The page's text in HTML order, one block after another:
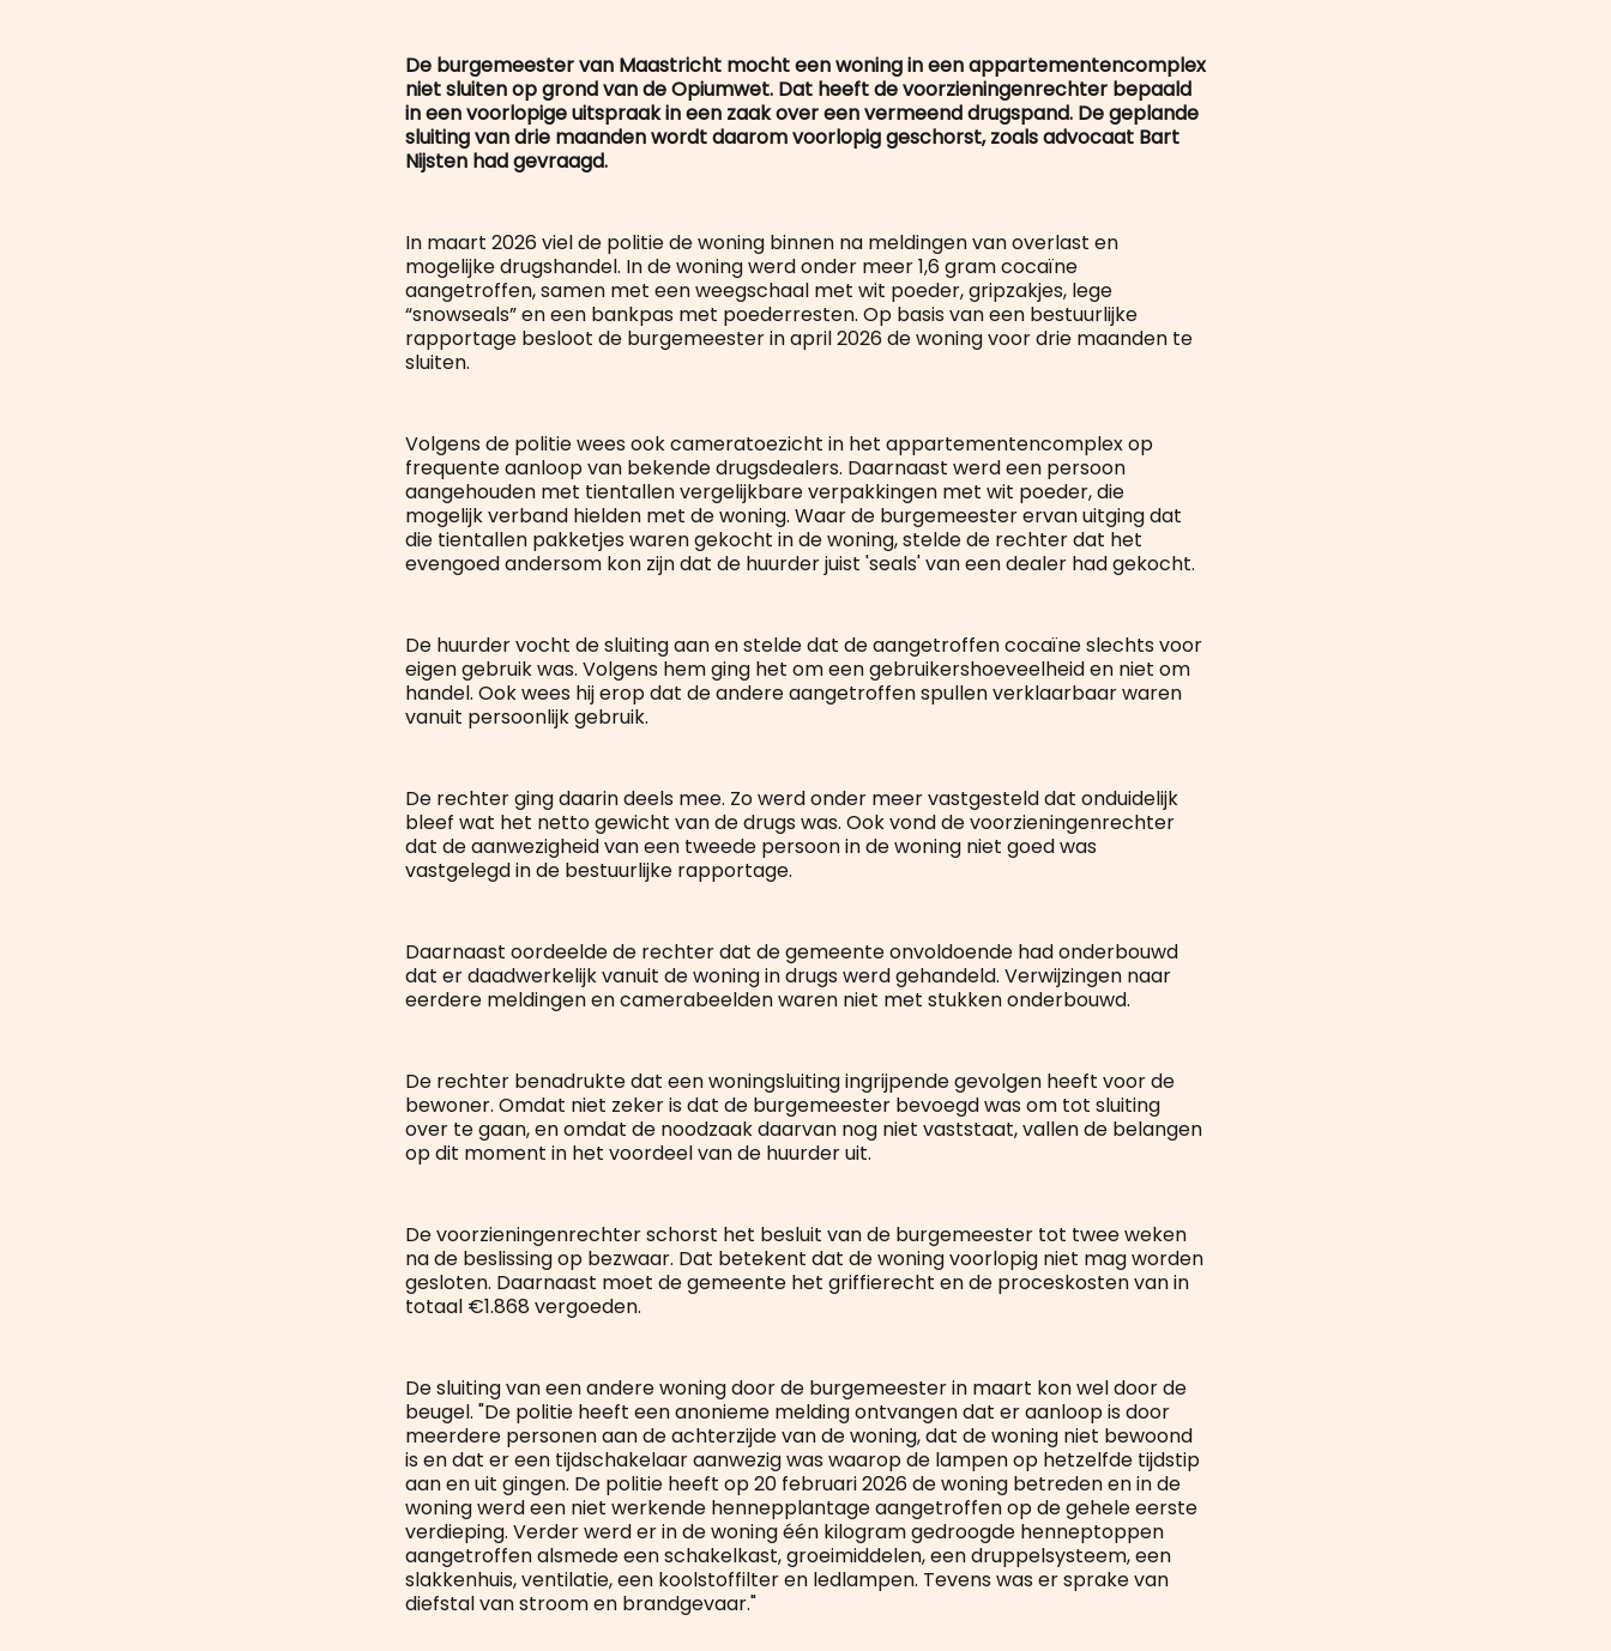
De burgemeester van Maastricht mocht een woning in een appartementencomplex
niet sluiten op grond van de Opiumwet. Dat heeft de voorzieningenrechter bepaald
in een voorlopige uitspraak in een zaak over een vermeend drugspand. De geplande
sluiting van drie maanden wordt daarom voorlopig geschorst, zoals advocaat Bart
Nijsten had gevraagd.
In maart 2026 viel de politie de woning binnen na meldingen van overlast en
mogelijke drugshandel. In de woning werd onder meer 1,6 gram cocaïne
aangetroffen, samen met een weegschaal met wit poeder, gripzakjes, lege
“snowseals” en een bankpas met poederresten. Op basis van een bestuurlijke
rapportage besloot de burgemeester in april 2026 de woning voor drie maanden te
sluiten.
Volgens de politie wees ook cameratoezicht in het appartementencomplex op
frequente aanloop van bekende drugsdealers. Daarnaast werd een persoon
aangehouden met tientallen vergelijkbare verpakkingen met wit poeder, die
mogelijk verband hielden met de woning. Waar de burgemeester ervan uitging dat
die tientallen pakketjes waren gekocht in de woning, stelde de rechter dat het
evengoed andersom kon zijn dat de huurder juist 'seals' van een dealer had gekocht.
De huurder vocht de sluiting aan en stelde dat de aangetroffen cocaïne slechts voor
eigen gebruik was. Volgens hem ging het om een gebruikershoeveelheid en niet om
handel. Ook wees hij erop dat de andere aangetroffen spullen verklaarbaar waren
vanuit persoonlijk gebruik.
De rechter ging daarin deels mee. Zo werd onder meer vastgesteld dat onduidelijk
bleef wat het netto gewicht van de drugs was. Ook vond de voorzieningenrechter
dat de aanwezigheid van een tweede persoon in de woning niet goed was
vastgelegd in de bestuurlijke rapportage.
Daarnaast oordeelde de rechter dat de gemeente onvoldoende had onderbouwd
dat er daadwerkelijk vanuit de woning in drugs werd gehandeld. Verwijzingen naar
eerdere meldingen en camerabeelden waren niet met stukken onderbouwd.
De rechter benadrukte dat een woningsluiting ingrijpende gevolgen heeft voor de
bewoner. Omdat niet zeker is dat de burgemeester bevoegd was om tot sluiting
over te gaan, en omdat de noodzaak daarvan nog niet vaststaat, vallen de belangen
op dit moment in het voordeel van de huurder uit.
De voorzieningenrechter schorst het besluit van de burgemeester tot twee weken
na de beslissing op bezwaar. Dat betekent dat de woning voorlopig niet mag worden
gesloten. Daarnaast moet de gemeente het griffierecht en de proceskosten van in
totaal €1.868 vergoeden.
De sluiting van een andere woning door de burgemeester in maart kon wel door de
beugel. "De politie heeft een anonieme melding ontvangen dat er aanloop is door
meerdere personen aan de achterzijde van de woning, dat de woning niet bewoond
is en dat er een tijdschakelaar aanwezig was waarop de lampen op hetzelfde tijdstip
aan en uit gingen. De politie heeft op 20 februari 2026 de woning betreden en in de
woning werd een niet werkende hennepplantage aangetroffen op de gehele eerste
verdieping. Verder werd er in de woning één kilogram gedroogde henneptoppen
aangetroffen alsmede een schakelkast, groeimiddelen, een druppelsysteem, een
slakkenhuis, ventilatie, een koolstoffilter en ledlampen. Tevens was er sprake van
diefstal van stroom en brandgevaar."